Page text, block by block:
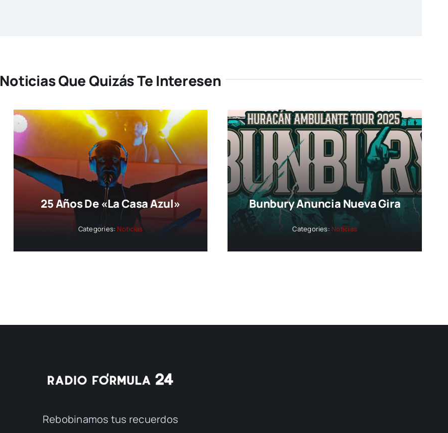
Noticias Que Quizás Te Interesen
25 Años De «La Casa Azul»
Categories: Noticias
Bunbury Anuncia Nueva Gira
Categories: Noticias
Rebobinamos tus recuerdos